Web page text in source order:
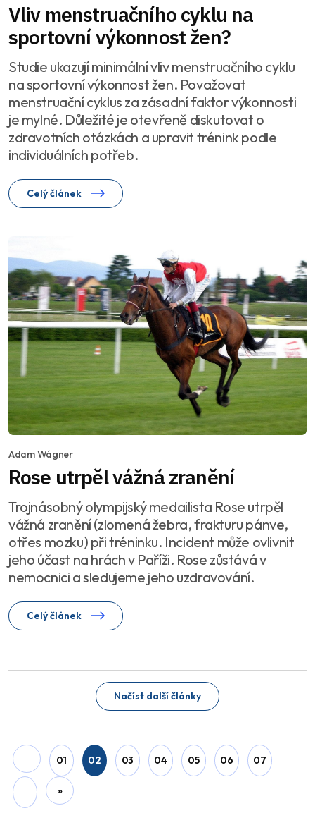
Vliv menstruačního cyklu na
sportovní výkonnost žen?
Studie ukazují minimální vliv menstruačního cyklu
na sportovní výkonnost žen. Považovat
menstruační cyklus za zásadní faktor výkonnosti
je mylné. Důležité je otevřeně diskutovat o
zdravotních otázkách a upravit trénink podle
individuálních potřeb.
Celý článek
Adam Wágner
Rose utrpěl vážná zranění
Trojnásobný olympijský medailista Rose utrpěl
vážná zranění (zlomená žebra, frakturu pánve,
otřes mozku) při tréninku. Incident může ovlivnit
jeho účast na hrách v Paříži. Rose zůstává v
nemocnici a sledujeme jeho uzdravování.
Celý článek